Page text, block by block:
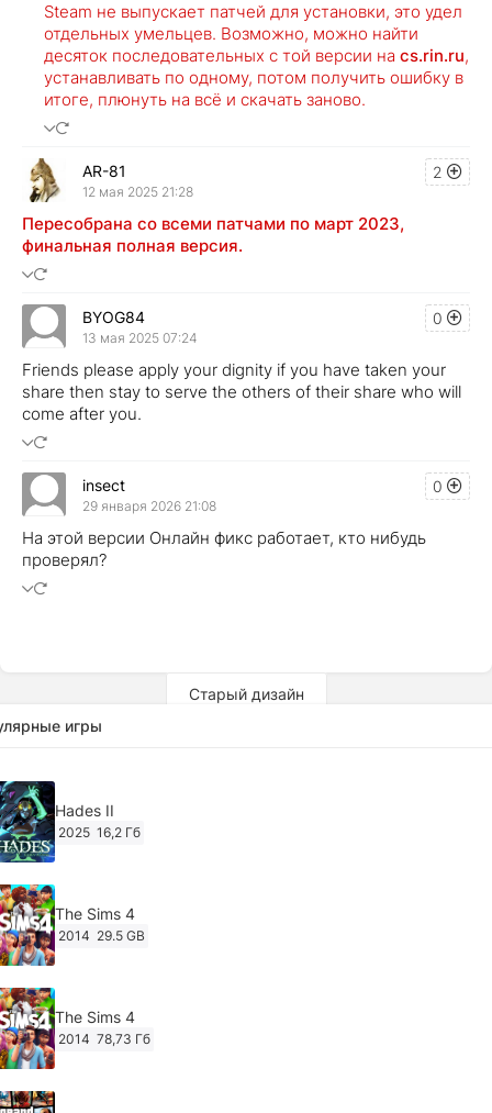
Steam не выпускает патчей для установки, это удел
отдельных умельцев. Возможно, можно найти
десяток последовательных с той версии на cs.rin.ru,
устанавливать по одному, потом получить ошибку в
итоге, плюнуть на всё и скачать заново.
2
AR-81
12 мая 2025 21:28
Пересобрана со всеми патчами по март 2023,
финальная полная версия.
0
BYOG84
13 мая 2025 07:24
Friends please apply your dignity if you have taken your
share then stay to serve the others of their share who will
come after you.
0
insect
29 января 2026 21:08
На этой версии Онлайн фикс работает, кто нибудь
проверял?
Старый дизайн
игры
Hades II
2025 16,2 Гб
The Sims 4
2014 29.5 GB
The Sims 4
2014 78,73 Гб